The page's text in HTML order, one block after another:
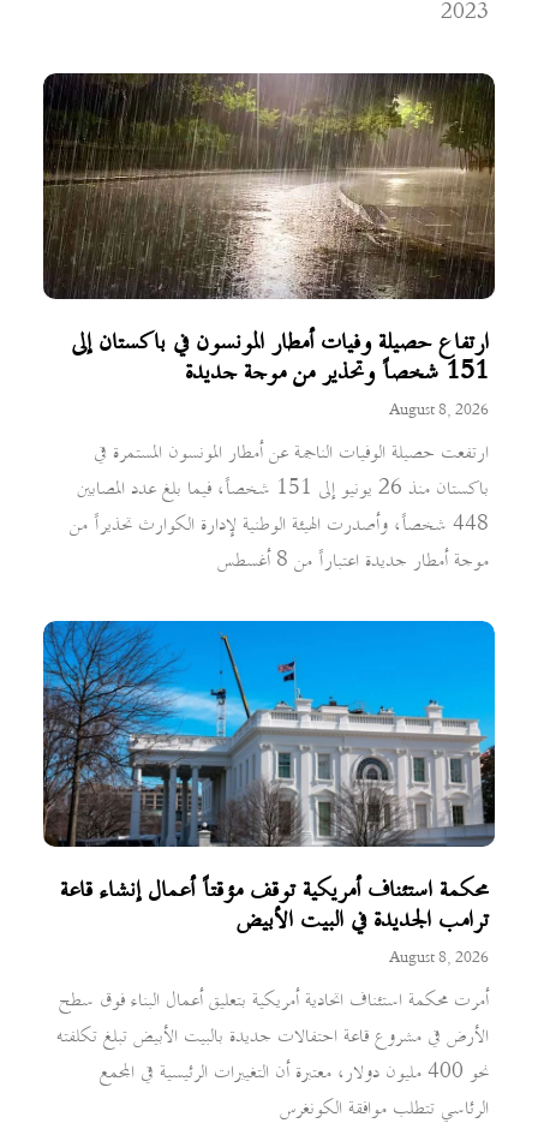
2023
ارتفاع حصيلة وفيات أمطار المونسون في باكستان إلى
151 شخصاً وتحذير من موجة جديدة
August 8, 2026
ارتفعت حصيلة الوفيات الناجمة عن أمطار المونسون المستمرة في
باكستان منذ 26 يونيو إلى 151 شخصاً، فيما بلغ عدد المصابين
448 شخصاً، وأصدرت الهيئة الوطنية لإدارة الكوارث تحذيراً من
موجة أمطار جديدة اعتباراً من 8 أغسطس
محكمة استئناف أمريكية توقف مؤقتاً أعمال إنشاء قاعة
ترامب الجديدة في البيت الأبيض
August 8, 2026
أمرت محكمة استئناف اتحادية أمريكية بتعليق أعمال البناء فوق سطح
الأرض في مشروع قاعة احتفالات جديدة بالبيت الأبيض تبلغ تكلفته
نحو 400 مليون دولار، معتبرة أن التغييرات الرئيسية في المجمع
الرئاسي تتطلب موافقة الكونغرس